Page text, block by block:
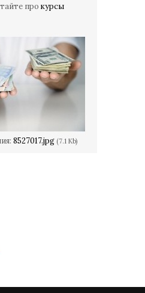
про курсы
8527017.jpg (7.1 Kb)